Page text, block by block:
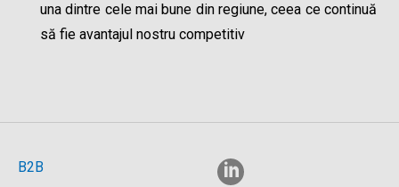
una dintre cele mai bune din regiune, ceea ce continuă
să fie avantajul nostru competitiv
B2B